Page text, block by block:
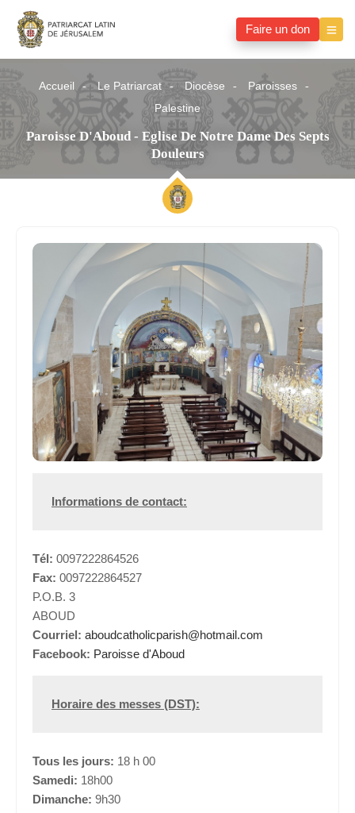
Faire un don
Accueil Le Patriarcat Diocèse
Paroisses
Palestine
Paroisse D'Aboud - Eglise De Notre Dame Des Septs
Douleurs
Informations de contact:
Tél:0097222864526
Fax:0097222864527
P.O.B. 3
ABOUD
Courriel:aboudcatholicparish@hotmail.com
Facebook:Paroisse d'Aboud
Horaire des messes (DST):
Tous les jours:18 h 00
Samedi:18h00
Dimanche:9h30